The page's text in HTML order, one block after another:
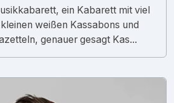
ein Kabarett mit viel
weißen Kassabons und
genauer gesagt Kas...